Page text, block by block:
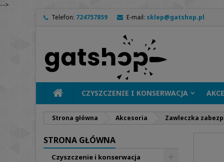
-->
Telefon: 724757859 E-mail: sklep@gatshop.pl
CZYSZCZENIE I KONSERWACJA
Strona główna Akcesoria Zawleczka
STRONA GŁÓWNA
Czyszczenie i konserwacja